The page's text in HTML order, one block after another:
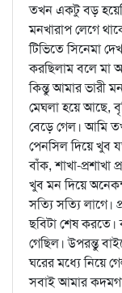
তখন একটু বড়
মনখারাপ লেগে
টিভিতে সিনেমা
করছিলাম বলে মা
কিন্তু আমার ভারী
মেঘলা হয়ে আছে,
বেড়ে গেল। আমি
পেনসিল দিয়ে খুব
বাঁক, শাখা-
খুব মন দিয়ে
সত্যি সত্যি লাগে।
ছবিটা শেষ
গেছিল। উপরন্তু
ঘরের মধ্যে নিয়ে
সবাই আমার